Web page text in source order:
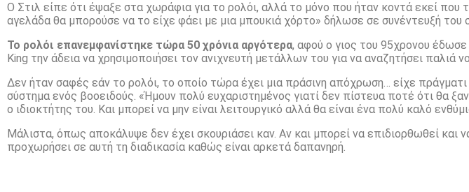
Ο Στιλ είπε ότι έψαξε στα χωράφια για το ρολόι, αλλά το μόνο που ήταν κοντά εκεί που
αγελάδα θα μπορούσε να το είχε φάει με μια μπουκιά χόρτο» δήλωσε σε συνέντευξή του
Το ρολόι επανεμφανίστηκε τώρα 50 χρόνια αργότερα, αφού ο γιος του 95χρονου
King την άδεια να χρησιμοποιήσει τον ανιχνευτή μετάλλων του για να αναζητήσει παλιά
Δεν ήταν σαφές εάν το ρολόι, το οποίο τώρα έχει μια πράσινη απόχρωση… είχε
σύστημα ενός βοοειδούς. «Ήμουν πολύ ευχαριστημένος γιατί δεν πίστευα ποτέ ότι θα
ο ιδιοκτήτης του. Και μπορεί να μην είναι λειτουργικό αλλά θα είναι ένα πολύ καλό
Μάλιστα, όπως αποκάλυψε δεν έχει σκουριάσει καν. Αν και μπορεί να επιδιορθωθεί και
προχωρήσει σε αυτή τη διαδικασία καθώς είναι αρκετά δαπανηρή.